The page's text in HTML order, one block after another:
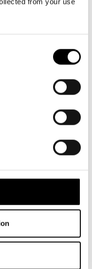
Finland
inför
Tyck OM mig
ett långt liv i
oväntad öppenhet.